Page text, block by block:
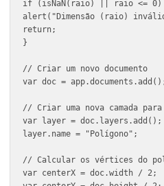
}
raio = parseFloat(raio);
if (isNaN(numLados) ||
alert("Número de lados
}
if (isNaN(raio) || raio <=
alert("Dimensão (raio)